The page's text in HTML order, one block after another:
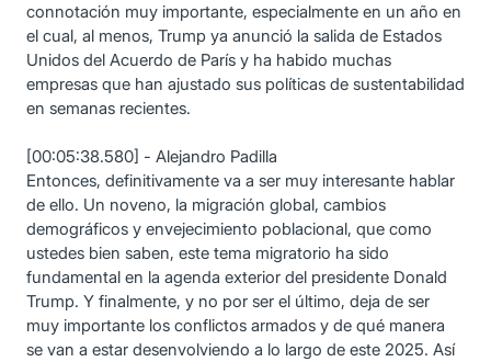
connotación muy importante, especialmente en un año en
el cual, al menos, Trump ya anunció la salida de Estados
Unidos del Acuerdo de París y ha habido muchas
empresas que han ajustado sus políticas de sustentabilidad
en semanas recientes.
[00:05:38.580] - Alejandro Padilla
Entonces, definitivamente va a ser muy interesante hablar
de ello. Un noveno, la migración global, cambios
demográficos y envejecimiento poblacional, que como
ustedes bien saben, este tema migratorio ha sido
fundamental en la agenda exterior del presidente Donald
Trump. Y finalmente, y no por ser el último, deja de ser
muy importante los conflictos armados y de qué manera
se van a estar desenvolviendo a lo largo de este 2025. Así